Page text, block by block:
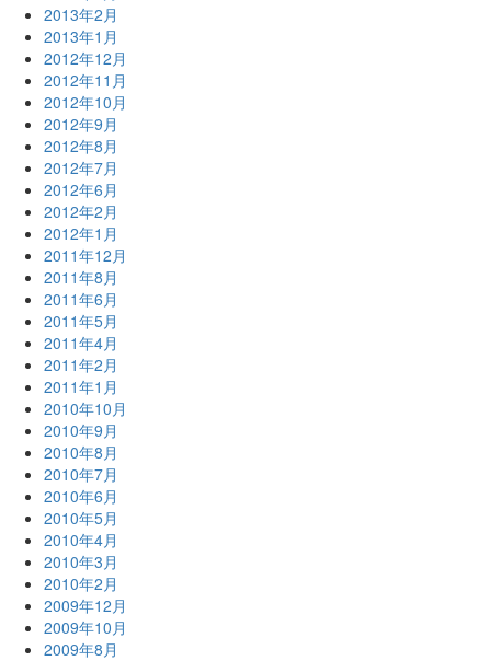
2013年2月
2013年1月
2012年12月
2012年11月
2012年10月
2012年9月
2012年8月
2012年7月
2012年6月
2012年2月
2012年1月
2011年12月
2011年8月
2011年6月
2011年5月
2011年4月
2011年2月
2011年1月
2010年10月
2010年9月
2010年8月
2010年7月
2010年6月
2010年5月
2010年4月
2010年3月
2010年2月
2009年12月
2009年10月
2009年8月